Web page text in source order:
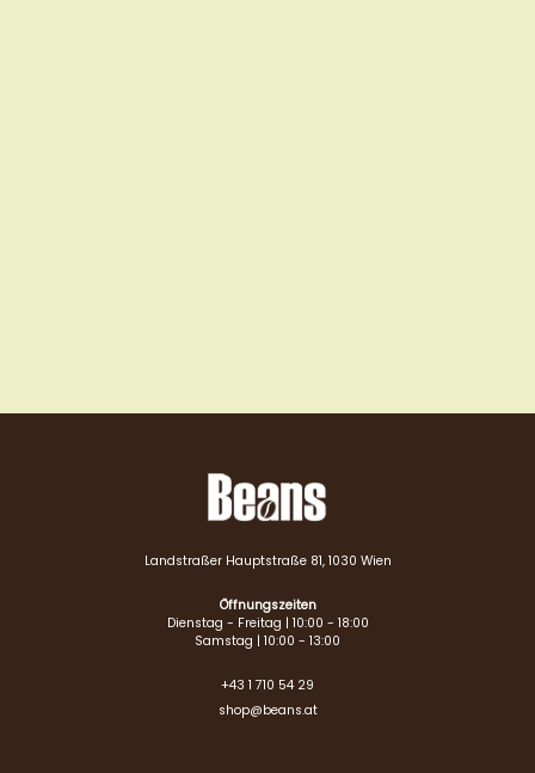
Landstraßer Hauptstraße 81, 1030 Wien
Öffnungszeiten
Dienstag - Freitag | 10:00 - 18:00
Samstag | 10:00 - 13:00
+43 1 710 54 29
shop@beans.at